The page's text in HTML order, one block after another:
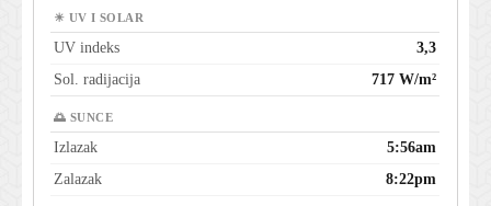
☀ UV I SOLAR
UV indeks
3,3
Sol. radijacija
717 W/m²
🌅 SUNCE
Izlazak
5:56am
Zalazak
8:22pm